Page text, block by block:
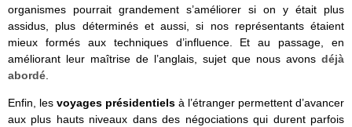
organismes pourrait grandement s’améliorer si on y était plus
assidus, plus déterminés et aussi, si nos représentants étaient
mieux formés aux techniques d’influence. Et au passage, en
améliorant leur maîtrise de l’anglais, sujet que nous avons déjà
abordé.
Enfin, les voyages présidentiels à l’étranger permettent d’avancer
aux plus hauts niveaux dans des négociations qui durent parfois